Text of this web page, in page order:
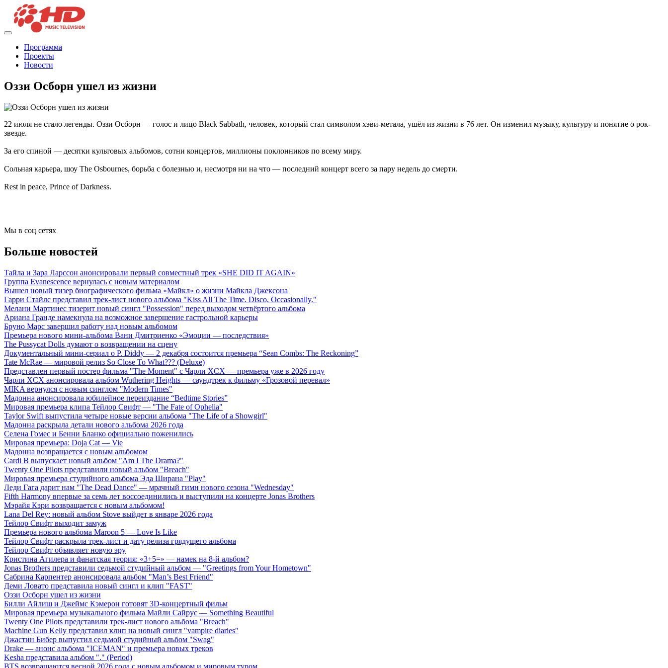
Программа
Проекты
Новости
Оззи Осборн ушел из жизни
22 июля не стало легенды. Оззи Осборн — голос и лицо Black Sabbath, человек, который стал символом хэви-метала, ушёл из жизни в 76 лет. Он изменил музыку, культуру и понятие о рок-
звезде.
За его спиной — десятки культовых альбомов, сотни концертов, миллионы поклонников по всему миру.
Сольная карьера, шоу The Osbournes, борьба с болезнью и, несмотря ни на что — последний концерт всего за пару недель до смерти.
Rest in peace, Prince of Darkness.
Мы в соц сетях
Больше новостей
Тайла и Зара Ларссон анонсировали первый совместный трек «SHE DID IT AGAIN»
Группа Evanescence вернулась с новым материалом
Вышел новый тизер биографического фильма «Майкл» о жизни Майкла Джексона
Гарри Стайлс представил трек-лист нового альбома "Kiss All The Time. Disco, Occasionally."
Мелани Мартинес тизерит новый сингл "Possession" перед выходом четвёртого альбома
Ариана Гранде намекнула на возможное завершение гастрольной карьеры
Бруно Марс завершил работу над новым альбомом
Премьера нового мини-альбома Вани Дмитриенко «Эмоции — последствия»
The Pussycat Dolls думают о возвращении на сцену
Документальный мини-сериал о P. Diddy — 2 декабря состоится премьера “Sean Combs: The Reckoning”
Tate McRae — мировой релиз So Close To What??? (Deluxe)
Представлен первый постер фильма "The Moment" с Чарли XCX — премьера уже в 2026 году
Чарли XCX анонсировала альбом Wuthering Heights — саундтрек к фильму «Грозовой перевал»
MIKA вернулся с новым синглом "Modern Times"
Мадонна анонсировала юбилейное переиздание “Bedtime Stories”
Мировая премьера клипа Тейлор Свифт — "The Fate of Ophelia"
Taylor Swift выпустила четыре новые версии альбома "The Life of a Showgirl"
Мадонна раскрыла детали нового альбома 2026 года
Селена Гомес и Бенни Бланко официально поженились
Мировая премьера: Doja Cat — Vie
Мадонна возвращается с новым альбомом
Cardi B выпускает новый альбом "Am I The Drama?"
Twenty One Pilots представили новый альбом "Breach"
Мировая премьера студийного альбома Эда Ширана "Play"
Леди Гага дарит нам "The Dead Dance" — мрачный гимн нового сезона "Wednesday"
Fifth Harmony впервые за семь лет воссоединились и выступили на концерте Jonas Brothers
Мэрайя Кэри возвращается с новым альбомом!
Lana Del Rey: новый альбом Stove выйдет в январе 2026 года
Тейлор Свифт выходит замуж
Премьера нового альбома Maroon 5 — Love Is Like
Тейлор Свифт раскрыла трек-лист и дату релиза грядущего альбома
Тейлор Свифт объявляет новую эру
Кристина Агилера и фанатская теория: «3+5=» — намек на 8-й альбом?
Jonas Brothers представили седьмой студийный альбом — "Greetings from Your Hometown"
Сабрина Карпентер анонсировала альбом "Man’s Best Friend"
Деми Ловато представила новый сингл и клип "FAST"
Оззи Осборн ушел из жизни
Билли Айлиш и Джеймс Кэмерон готовят 3D-концертный фильм
Мировая премьера музыкального фильма Майли Сайрус — Something Beautiful
Twenty One Pilots представили трек-лист нового альбома "Breach"
Machine Gun Kelly представил клип на новый сингл "vampire diaries"
Джастин Бибер выпустил седьмой студийный альбом "Swag"
Drake — анонс альбома "ICEMAN" и премьера новых треков
Kesha представила альбом "." (Period)
BTS возвращаются весной 2026 года с новым альбомом и мировым туром